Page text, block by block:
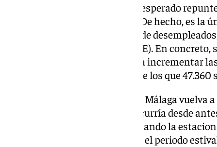
A las puertas de la Navidad y el esperado
el paro sigue subiendo. De hecho, es
se ha incrementado el número de
Público de Empleo Estatal (SEPE). En
0,14% de subida) los que pasan a incrementar
una cifra absoluta de 120.070, de los que
Este ligero repunte provoca que Málaga vuelva
120.000 parados, algo que no ocurría desde
junio. Un dato que sigue remarcando la
provincia, donde ha sido acabar el periodo